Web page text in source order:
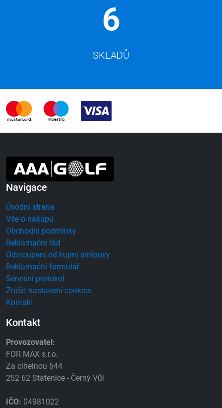
6
SKLADŮ
Navigace
Úvodní strana
Vše o nákupu
Obchodní podmínky
Reklamační řád
Odstoupení od kupní smlouvy
Reklamační formulář
Servisní protokol
Zrušit nastavení cookies
Kontakt
Kontakt
Provozovatel:
FOR MAX s.r.o.
Za cihelnou 544
252 62 Statenice - Černý Vůl
IČO: 04981022